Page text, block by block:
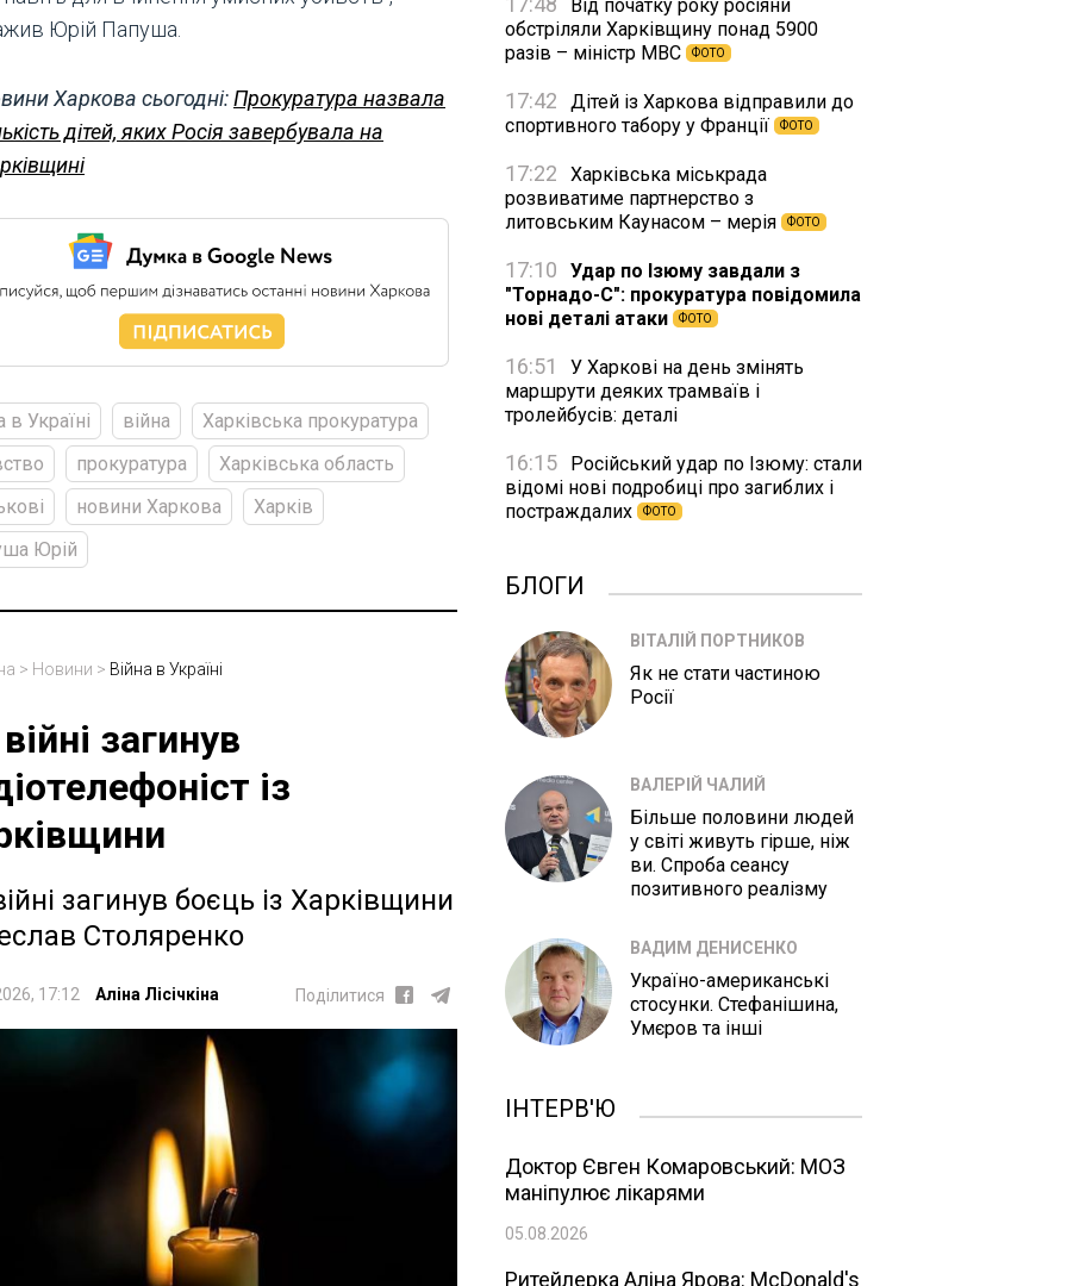
Юрій Папуша.
Харкова сьогодні:Прокуратура назвала
дітей, яких Росія завербувала на
в Україні війна
Харківська прокуратура
прокуратура
Харківська область
новини Харкова
Харків
Юрій
> Новини > Війна в Україні
загинув
із
загинув боєць із Харківщини
Столяренко
17:12 Аліна Лісічкіна Поділитися
Від початку року росіяни
обстріляли Харківщину понад 5900
разів – міністр МВС
ФОТО
17:42
Дітей із Харкова відправили до
спортивного табору у Франції
ФОТО
17:22
Харківська міськрада
розвиватиме партнерство з
литовським Каунасом – мерія
ФОТО
17:10
Удар по Ізюму завдали з
"Торнадо-С": прокуратура повідомила
нові деталі атаки
ФОТО
16:51
У Харкові на день змінять
маршрути деяких трамваїв і
тролейбусів: деталі
16:15
Російський удар по Ізюму: стали
відомі нові подробиці про загиблих і
постраждалих
ФОТО
БЛОГИ
ВІТАЛІЙ ПОРТНИКОВ
Як не стати частиною
Росії
ВАЛЕРІЙ ЧАЛИЙ
Більше половини людей
у світі живуть гірше, ніж
ви. Спроба сеансу
позитивного реалізму
ВАДИМ ДЕНИСЕНКО
Україно-американські
стосунки. Стефанішина,
Умєров та інші
ІНТЕРВ'Ю
Доктор Євген Комаровський: МОЗ
маніпулює лікарями
05.08.2026
Ритейлерка Аліна Ярова: McDonald's